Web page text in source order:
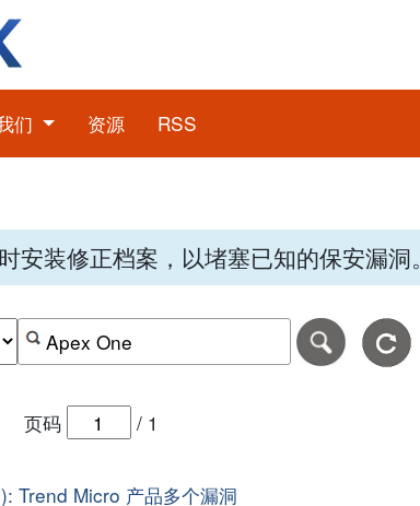
们 资源 RSS
装修正档案，以堵塞已知的保安漏洞。
为-日日-月月-年年年年。
的结束日期，格式为-日日-月月-年年年年。
按关键字或 CVE ID 搜寻保安警报
页码 / 1
Trend Micro 产品多个漏洞